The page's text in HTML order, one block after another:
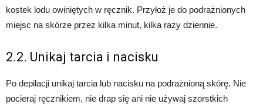
kostek lodu owiniętych w ręcznik. Przyłoż je do podrażnionych
miejsc na skórze przez kilka minut, kilka razy dziennie.
2.2. Unikaj tarcia i nacisku
Po depilacji unikaj tarcia lub nacisku na podrażnioną skórę. Nie
pocieraj ręcznikiem, nie drap się ani nie używaj szorstkich